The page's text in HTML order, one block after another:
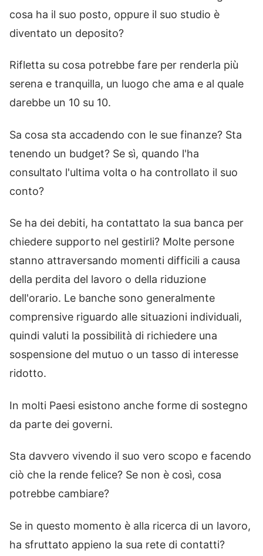
cosa ha il suo posto, oppure il suo studio è
diventato un deposito?
Rifletta su cosa potrebbe fare per renderla più
serena e tranquilla, un luogo che ama e al quale
darebbe un 10 su 10.
Sa cosa sta accadendo con le sue finanze? Sta
tenendo un budget? Se sì, quando l'ha
consultato l'ultima volta o ha controllato il suo
conto?
Se ha dei debiti, ha contattato la sua banca per
chiedere supporto nel gestirli? Molte persone
stanno attraversando momenti difficili a causa
della perdita del lavoro o della riduzione
dell'orario. Le banche sono generalmente
comprensive riguardo alle situazioni individuali,
quindi valuti la possibilità di richiedere una
sospensione del mutuo o un tasso di interesse
ridotto.
In molti Paesi esistono anche forme di sostegno
da parte dei governi.
Sta davvero vivendo il suo vero scopo e facendo
ciò che la rende felice? Se non è così, cosa
potrebbe cambiare?
Se in questo momento è alla ricerca di un lavoro,
ha sfruttato appieno la sua rete di contatti?